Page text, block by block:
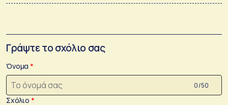
Γράψτε το σχόλιο σας
Όνομα
0 /50
Σχόλιο